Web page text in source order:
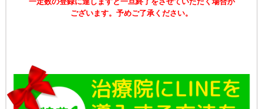
ございます。 予めご了承ください。